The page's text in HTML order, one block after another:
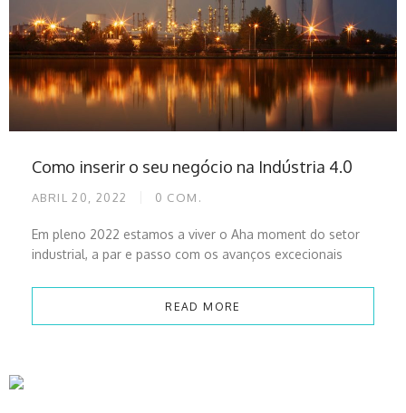
Como inserir o seu negócio na Indústria 4.0
ABRIL 20, 2022 0 COM.
Em pleno 2022 estamos a viver o Aha moment do setor
industrial, a par e passo com os avanços excecionais
READ MORE